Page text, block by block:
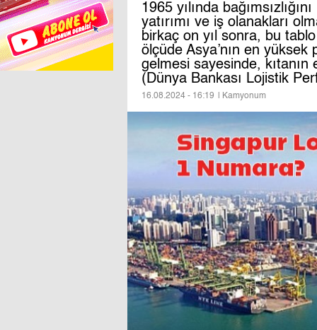
1965 yılında
yatırımı ve iş olanakları
birkaç on yıl sonra, bu
ölçüde Asya’nın en
gelmesi sayesinde,
(Dünya Bankası Lojistik
16.08.2024 - 16:19 | Kamyonum